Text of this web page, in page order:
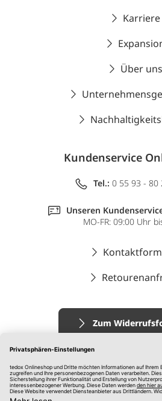
Karriere
Über uns
Kundenservice
Tel.: 0 55 93 - 80
Unseren
MO-FR: 09:00 Uhr
Zum
Impressum
AGB